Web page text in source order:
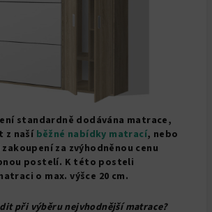
standardně dodávána matrace,
z naší běžné nabídky matrací, nebo
za zvýhodněnou cenu
postelí. K této posteli
o max. výšce 20 cm.
při výběru nejvhodnější matrace?